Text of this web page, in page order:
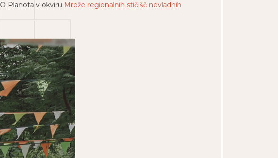
Planota v okviru Mreže regionalnih stičišč nevladnih